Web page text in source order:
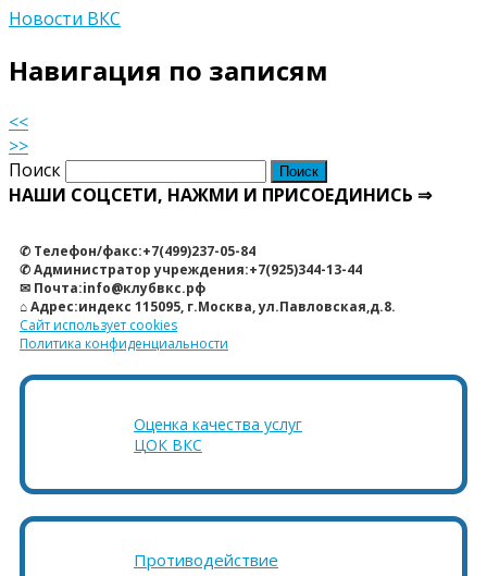
Новости ВКС
Навигация по записям
<<
>>
Поиск
НАШИ СОЦСЕТИ, НАЖМИ И ПРИСОЕДИНИСЬ ⇒
✆ Телефон/факс:+7(499)237-05-84
✆ Администратор учреждения:+7(925)344-13-44
✉ Почта:info@клубвкс.рф
⌂ Адрес:индекс 115095, г.Москва, ул.Павловская,д.8.
Сайт использует cookies
Политика конфиденциальности
Оценка качества услуг
ЦОК ВКС
Противодействие